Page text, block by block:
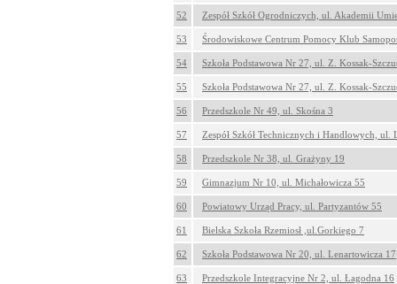
52 Zespół Szkół Ogrodniczych, ul. Akademii
53 Środowiskowe Centrum Pomocy Klub
54 Szkoła Podstawowa Nr 27, ul. Z. Kossak-
55 Szkoła Podstawowa Nr 27, ul. Z. Kossak-
56 Przedszkole Nr 49, ul. Skośna 3
57 Zespół Szkół Technicznych i Handlowych, ul.
58 Przedszkole Nr 38, ul. Grażyny 19
59 Gimnazjum Nr 10, ul. Michałowicza 55
60 Powiatowy Urząd Pracy, ul. Partyzantów 55
61 Bielska Szkoła Rzemiosł ,ul.Gorkiego 7
62 Szkoła Podstawowa Nr 20, ul. Lenartowicza 17
63 Przedszkole Integracyjne Nr 2, ul. Łagodna 16